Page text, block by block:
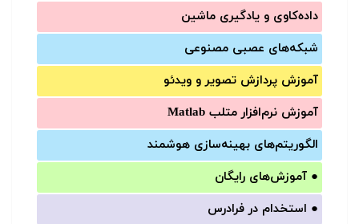
داده‌کاوی و یادگیری ماشین
شبکه‌های عصبی مصنوعی
آموزش‌ پردازش تصویر و ویدئو
آموزش‌ نرم‌افزار متلب Matlab
الگوریتم‌های بهینه‌سازی هوشمند
● آموزش‌های رایگان
● استخدام در فرادرس